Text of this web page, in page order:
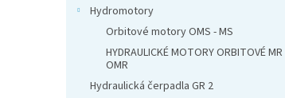
Hydromotory
Orbitové motory OMS - MS
HYDRAULICKÉ MOTORY ORBITOVÉ MR
OMR
Hydraulická čerpadla GR 2